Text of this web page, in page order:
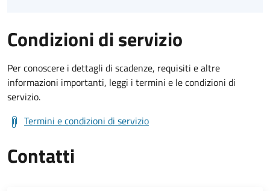
Condizioni di servizio
Per conoscere i dettagli di scadenze, requisiti e altre
informazioni importanti, leggi i termini e le condizioni di
servizio.
Termini e condizioni di servizio
Contatti